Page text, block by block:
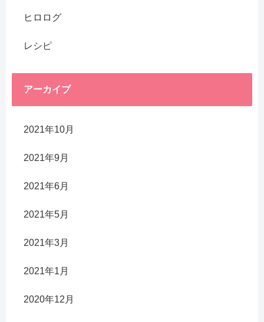
ヒロログ
レシピ
アーカイブ
2021年10月
2021年9月
2021年6月
2021年5月
2021年3月
2021年1月
2020年12月